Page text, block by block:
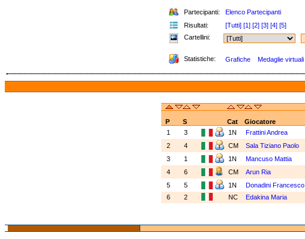
Partecipanti: Elenco Partecipanti
Risultati:
[Tutti] [1] [2] [3] [4] [5]
Cartellini:
Statistiche: Grafiche Medaglie virtuali
P
S Cat Giocatore
1
3 1N Frattini Andrea
2
4 CM Sala Tiziano Paolo
3
1 1N Mancuso Mattia
4
6 CM Arun Ria
5
5 1N Donadini Francesco
6
2 NC Edakina Maria